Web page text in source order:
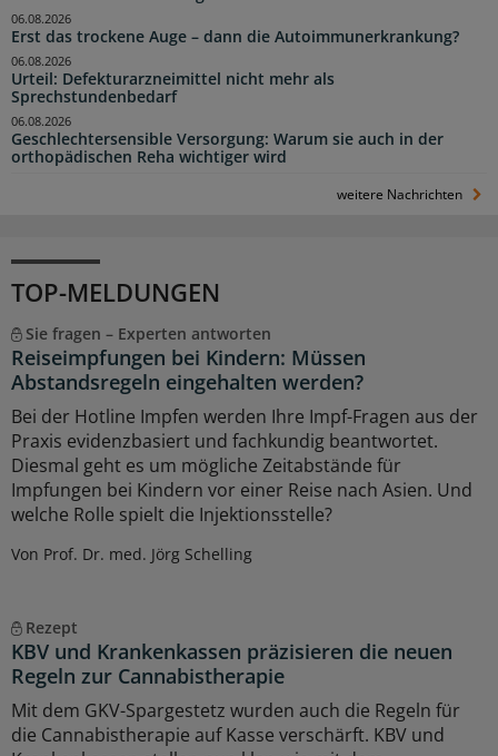
Erst das trockene Auge – dann die Autoimmunerkrankung?
06.08.2026
Urteil: Defekturarzneimittel nicht mehr als
Sprechstundenbedarf
06.08.2026
Geschlechtersensible Versorgung: Warum sie auch in der
orthopädischen Reha wichtiger wird
06.08.2026
weitere Nachrichten
TOP-MELDUNGEN
Sie fragen – Experten antworten
Reiseimpfungen bei Kindern: Müssen
Abstandsregeln eingehalten werden?
Bei der Hotline Impfen werden Ihre Impf-Fragen aus der
Praxis evidenzbasiert und fachkundig beantwortet.
Diesmal geht es um mögliche Zeitabstände für
Impfungen bei Kindern vor einer Reise nach Asien. Und
welche Rolle spielt die Injektionsstelle?
Von Prof. Dr. med. Jörg Schelling
Rezept
KBV und Krankenkassen präzisieren die neuen
Regeln zur Cannabistherapie
Mit dem GKV-Spargestetz wurden auch die Regeln für
die Cannabistherapie auf Kasse verschärft. KBV und